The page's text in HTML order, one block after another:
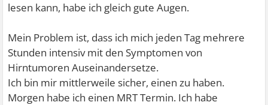
lesen kann, habe ich gleich gute Augen.
Mein Problem ist, dass ich mich jeden Tag mehrere
Stunden intensiv mit den Symptomen von
Hirntumoren Auseinandersetze.
Ich bin mir mittlerweile sicher, einen zu haben.
Morgen habe ich einen MRT Termin. Ich habe